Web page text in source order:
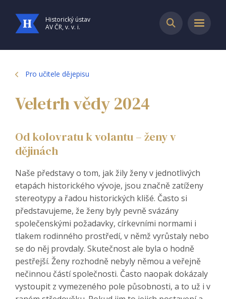
Historický ústav
AV ČR, v. v. i.
Pro učitele dějepisu
Veletrh vědy 2024
Od kolovratu k volantu – ženy v
dějinách
Naše představy o tom, jak žily ženy v jednotlivých
etapách historického vývoje, jsou značně zatíženy
stereotypy a řadou historických klišé. Často si
představujeme, že ženy byly pevně svázány
společenskými požadavky, církevními normami i
tlakem rodinného prostředí, v němž vyrůstaly nebo
se do něj provdaly. Skutečnost ale byla o hodně
pestřejší. Ženy rozhodně nebyly němou a veřejně
nečinnou částí společnosti. Často naopak dokázaly
vystoupit z vymezeného pole působnosti, a to už i v